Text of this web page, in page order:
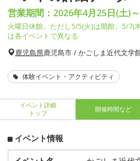
営業期間：2026年4月25日(土)
火曜日休館。ただし5/5(火)は開館。5/7(
は各イベントで異なる
鹿児島県鹿児島市 / かごしま近代文学
体験イベント・アクティビティ
イベント詳細
トップ
開催時間など
イベント情報